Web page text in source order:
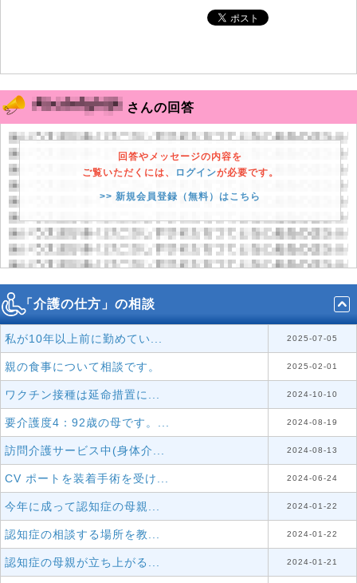
さんの回答
回答やメッセージの内容を
ご覧いただくには、
ログインが必要です。
>> 新規会員登録（無料）はこちら
「介護の仕方」の相談
私が10年以上前に勤めてい... 2025-07-05
親の食事について相談です。 2025-02-01
ワクチン接種は延命措置に... 2024-10-10
要介護度4：92歳の母です。... 2024-08-19
訪問介護サービス中(身体介... 2024-08-13
CV ポートを装着手術を受け... 2024-06-24
今年に成って認知症の母親... 2024-01-22
認知症の相談する場所を教... 2024-01-22
認知症の母親が立ち上がる... 2024-01-21